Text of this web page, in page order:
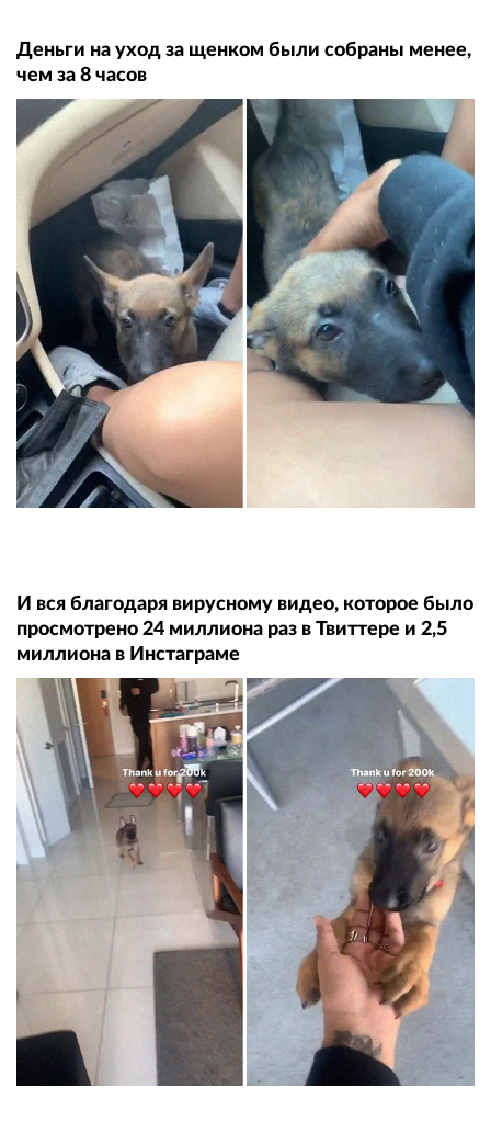
Деньги на уход за щенком были собраны менее,
чем за 8 часов
И вся благодаря вирусному видео, которое было
просмотрено 24 миллиона раз в Твиттере и 2,5
миллиона в Инстаграме